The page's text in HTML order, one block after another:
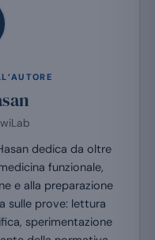
dedica da oltre
funzionale,
e alla preparazione
sulle prove: lettura
sperimentazione